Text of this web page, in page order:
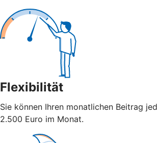
Flexibilität
Sie können Ihren monatlichen Beitrag
2.500 Euro im Monat.